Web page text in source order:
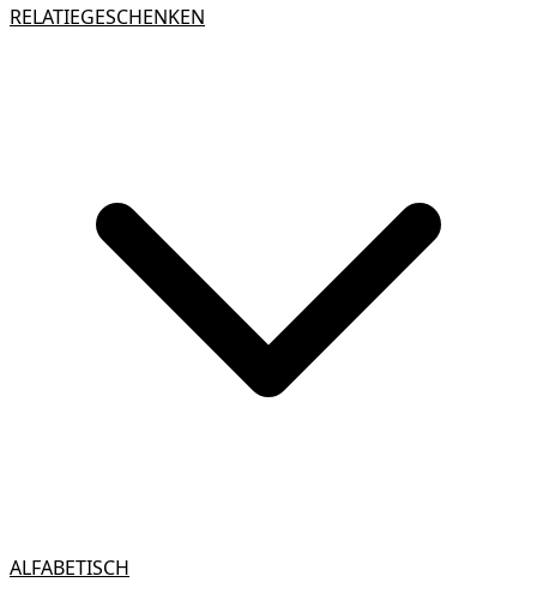
RELATIEGESCHENKEN
ALFABETISCH